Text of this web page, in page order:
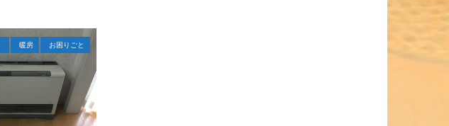
暖房 お困りごと